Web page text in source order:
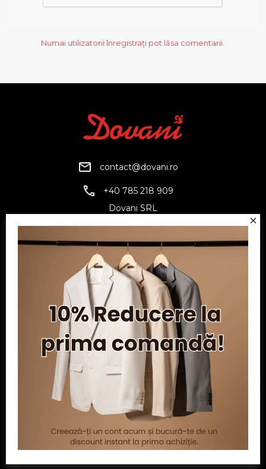
Numai utilizatorii înregistrați pot lăsa comentarii.
contact@dovani.ro
+40 785 218 909
Dovani SRL
Reg. Com.: J07/1134/1994
Facebook
TwitterYouTube
Informatii
Contul meu
Serviciu clienți
Powered bynopCommerce| Creat deEcom Digital